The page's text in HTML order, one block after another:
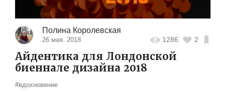
Полина Королевская
26 мая. 2018 1286 2
Айдентика для Лондонской
биеннале дизайна 2018
#вдохновение